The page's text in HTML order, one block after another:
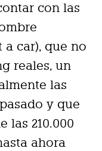
con las
a car), que no
reales, un
las
y que
las 210.000
ahora